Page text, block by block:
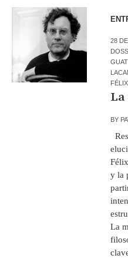
28
BY
y la
La